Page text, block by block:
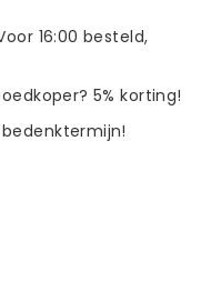
16:00 besteld,
5% korting!